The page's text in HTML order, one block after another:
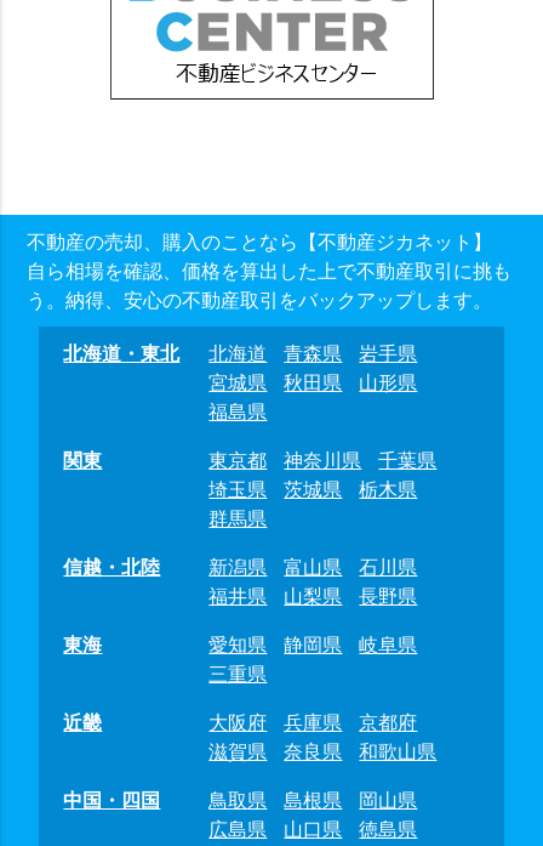
不動産の売却、購入のことなら【不動産ジカネット】
自ら相場を確認、価格を算出した上で不動産取引に挑も
う。納得、安心の不動産取引をバックアップします。
北海道・東北 北海道 青森県
岩手県
宮城県
秋田県
山形県
福島県
関東
東京都 神奈川県
千葉県
埼玉県
茨城県
栃木県
群馬県
信越・北陸
新潟県 富山県
石川県
福井県
山梨県
長野県
東海
愛知県 静岡県
岐阜県
三重県
近畿
大阪府 兵庫県
京都府
滋賀県
奈良県
和歌山県
中国・四国
鳥取県 島根県
岡山県
広島県
山口県
徳島県